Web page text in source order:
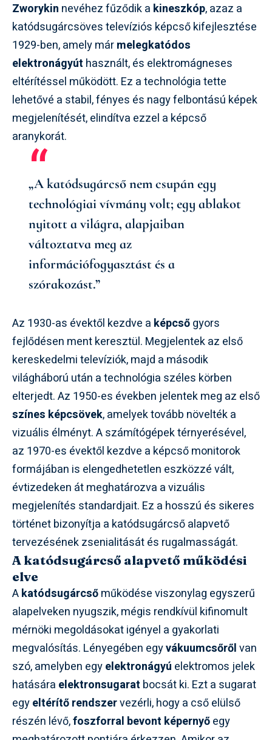
Zworykin nevéhez fűződik a kineszkóp, azaz a
katódsugárcsöves televíziós képcső kifejlesztése
1929-ben, amely mármelegkatódos
elektronágyút használt, és elektromágneses
eltérítéssel működött. Ez a technológia tette
lehetővé a stabil, fényes és nagy felbontású képek
megjelenítését, elindítva ezzel a képcső
aranykorát.
„A katódsugárcső nem csupán egy
technológiai vívmány volt; egy ablakot
nyitott a világra, alapjaiban
változtatva meg az
információfogyasztást és a
szórakozást.”
Az 1930-as évektől kezdve a képcsőgyors
fejlődésen ment keresztül. Megjelentek az első
kereskedelmi televíziók, majd a második
világháború után a technológia széles körben
elterjedt. Az 1950-es években jelentek meg az első
színes képcsövek, amelyek tovább növelték a
vizuális élményt. A számítógépek térnyerésével,
az 1970-es évektől kezdve a képcső monitorok
formájában is elengedhetetlen eszközzé vált,
évtizedeken át meghatározva a vizuális
megjelenítés standardjait. Ez a hosszú és sikeres
történet bizonyítja a katódsugárcső alapvető
tervezésének zsenialitását és rugalmasságát.
A katódsugárcső alapvető működési
elve
Akatódsugárcsőműködése viszonylag egyszerű
alapelveken nyugszik, mégis rendkívül kifinomult
mérnöki megoldásokat igényel a gyakorlati
megvalósítás. Lényegében egyvákuumcsőrőlvan
szó, amelyben egyelektronágyú elektromos jelek
hatására elektronsugarat bocsát ki. Ezt a sugarat
egyeltérítő rendszervezérli, hogy a cső elülső
részén lévő,foszforral bevont képernyőegy